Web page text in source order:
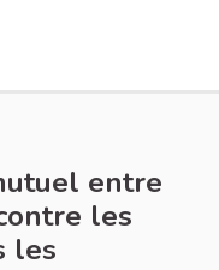
entre
les
les